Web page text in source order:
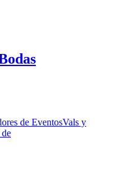
de EventosVals y